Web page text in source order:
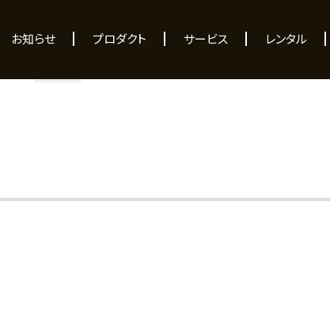
お知らせ プロダクト サービス レンタル
NEWS